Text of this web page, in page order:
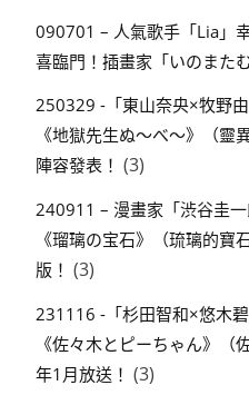
090701 – 人氣歌手「Lia」
喜臨門！插畫家「いのまた
250329 -「東山奈央×牧野
《地獄先生ぬ～べ～》（靈
陣容發表！ (3)
240911 – 漫畫家「渋谷圭
《瑠璃の宝石》（琉璃的
版！ (3)
231116 -「杉田智和×悠木
《佐々木とピーちゃん》
年1月放送！ (3)